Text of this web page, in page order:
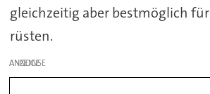
gleichzeitig aber bestmöglich
rüsten.
ANZEIGE